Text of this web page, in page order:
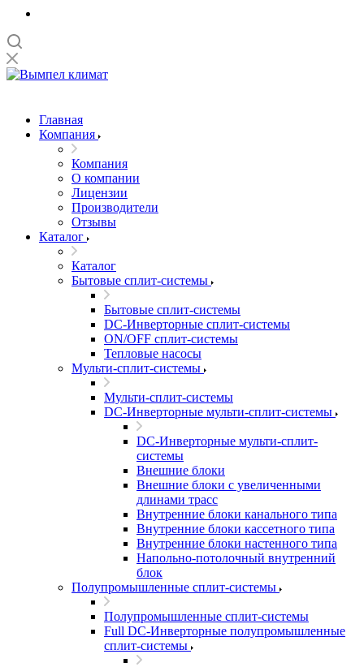
Главная
Компания
Компания
О компании
Лицензии
Производители
Отзывы
Каталог
Каталог
Бытовые сплит-системы
Бытовые сплит-системы
DC-Инверторные сплит-системы
ON/OFF сплит-системы
Тепловые насосы
Мульти-сплит-системы
Мульти-сплит-системы
DC-Инверторные мульти-сплит-системы
DC-Инверторные мульти-сплит-
системы
Внешние блоки
Внешние блоки с увеличенными
длинами трасс
Внутренние блоки канального типа
Внутренние блоки кассетного типа
Внутренние блоки настенного типа
Напольно-потолочный внутренний
блок
Полупромышленные сплит-системы
Полупромышленные сплит-системы
Full DC-Инверторные полупромышленные
сплит-системы